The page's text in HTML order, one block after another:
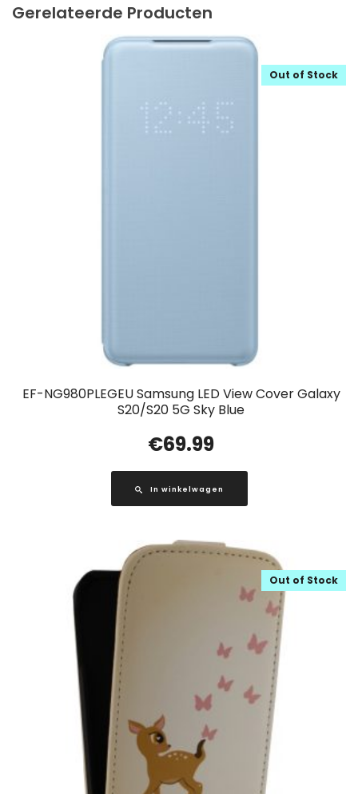
Gerelateerde Producten
EF-NG980PLEGEU Samsung LED View Cover Galaxy
S20/S20 5G Sky Blue
Out of Stock
€69.99
In winkelwagen
Out of Stock